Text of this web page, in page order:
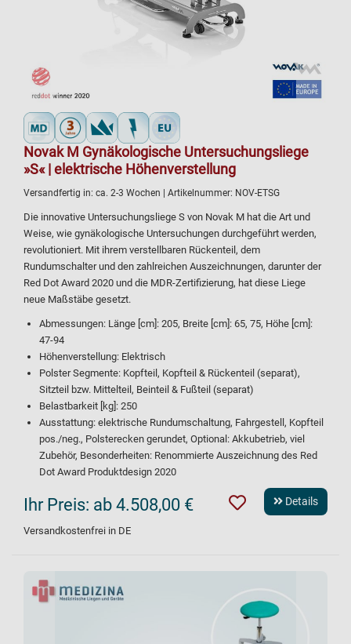
Novak M Gynäkologische Untersuchungsliege
»S« | elektrische Höhenverstellung
Versandfertig in: ca. 2-3 Wochen | Artikelnummer: NOV-ETSG
Die innovative Untersuchungsliege S von Novak M hat die Art und
Weise, wie gynäkologische Untersuchungen durchgeführt werden,
revolutioniert. Mit ihrem verstellbaren Rückenteil, dem
Rundumschalter und den zahlreichen Auszeichnungen, darunter der
Red Dot Award 2020 und die MDR-Zertifizierung, hat diese Liege
neue Maßstäbe gesetzt.
Abmessungen: Länge [cm]: 205, Breite [cm]: 65, 75, Höhe [cm]:
47-94
Höhenverstellung: Elektrisch
Polster Segmente: Kopfteil, Kopfteil & Rückenteil (separat),
Sitzteil bzw. Mittelteil, Beinteil & Fußteil (separat)
Belastbarkeit [kg]: 250
Ausstattung: elektrische Rundumschaltung, Fahrgestell, Kopfteil
pos./neg., Polsterecken gerundet, Optional: Akkubetrieb, viel
Zubehör, Besonderheiten: Renommierte Auszeichnung des Red
Dot Award Produktdesign 2020
Ihr Preis: ab 4.508,00 €
Versandkostenfrei in DE
Details